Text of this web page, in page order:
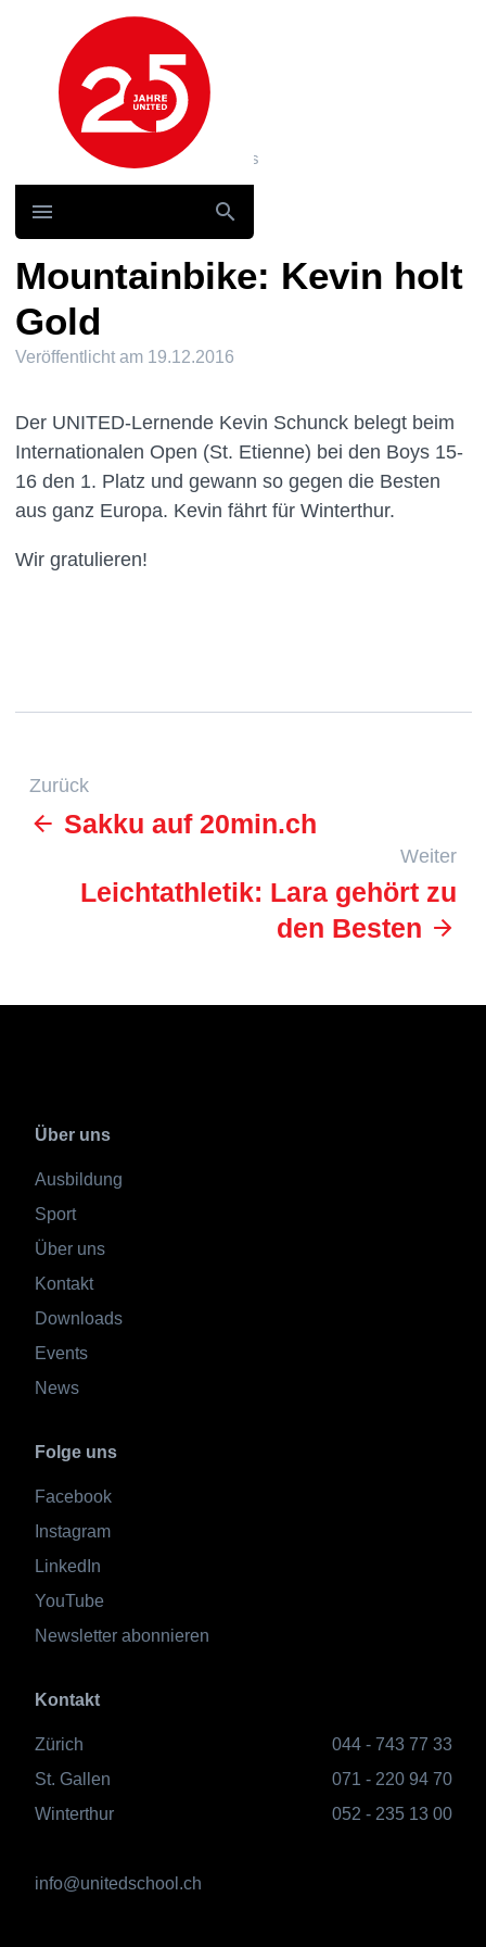
Hauptnavigation
News und Storys / News
Mountainbike: Kevin holt Gold
Mountainbike: Kevin holt
Gold
Veröffentlicht am 19.12.2016
Der UNITED-Lernende Kevin Schunck belegt beim
Internationalen Open (St. Etienne) bei den Boys 15-
16 den 1. Platz und gewann so gegen die Besten
aus ganz Europa. Kevin fährt für Winterthur.
Wir gratulieren!
Zurück
Sakku auf 20min.ch
Weiter
Leichtathletik: Lara gehört zu
den Besten
Über uns
Ausbildung
Sport
Über uns
Kontakt
Downloads
Events
News
Folge uns
Facebook
Instagram
LinkedIn
YouTube
Newsletter abonnieren
Kontakt
Zürich
044 - 743 77 33
St. Gallen
071 - 220 94 70
Winterthur
052 - 235 13 00
info@unitedschool.ch